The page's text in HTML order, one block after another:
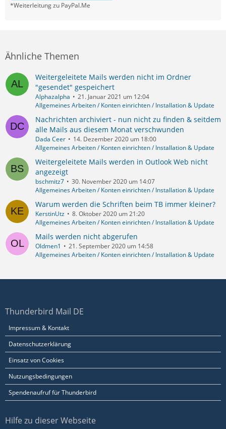
*Weiterleitung zu PayPal.Me
Ähnliche Themen
Weitergeleitete Mails werden nicht im Ordner
"gesendet" gespeichert
Alphazalpha
21. Januar 2021 um 12:04
Allgemeines Arbeiten / Konten einrichten / Installation & Update
Nachrichten archiviert - nun nicht zu finden & seitdem
alle Mails aus diesem Monat verschwunden
Dada Ceer
14. Dezember 2020 um 18:00
Allgemeines Arbeiten / Konten einrichten / Installation & Update
Weitergeleitete Mails werden in Outlook Web nicht
angezeigt
bschmitz7
30. November 2020 um 14:07
Allgemeines Arbeiten / Konten einrichten / Installation & Update
Warum werden die Schriften beim TB immer kleiner?
KerstinUtz
8. Oktober 2020 um 21:20
Allgemeines Arbeiten / Konten einrichten / Installation & Update
Mails werden nicht abgerufen
Oldmen1
21. September 2020 um 14:58
Allgemeines Arbeiten / Konten einrichten / Installation & Update
Thunderbird Mail DE
Impressum & Kontakt
Datenschutzerklärung
Einsatz von Cookies
Nutzungsbedingungen
Spendenaufruf für Thunderbird
Hilfe zu dieser Webseite